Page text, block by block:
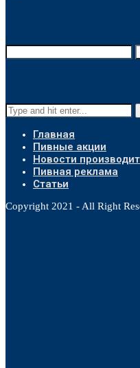
Главная
Пивные акции
Новости
Пивная реклама
Статьи
Copyright 2021 - All Right